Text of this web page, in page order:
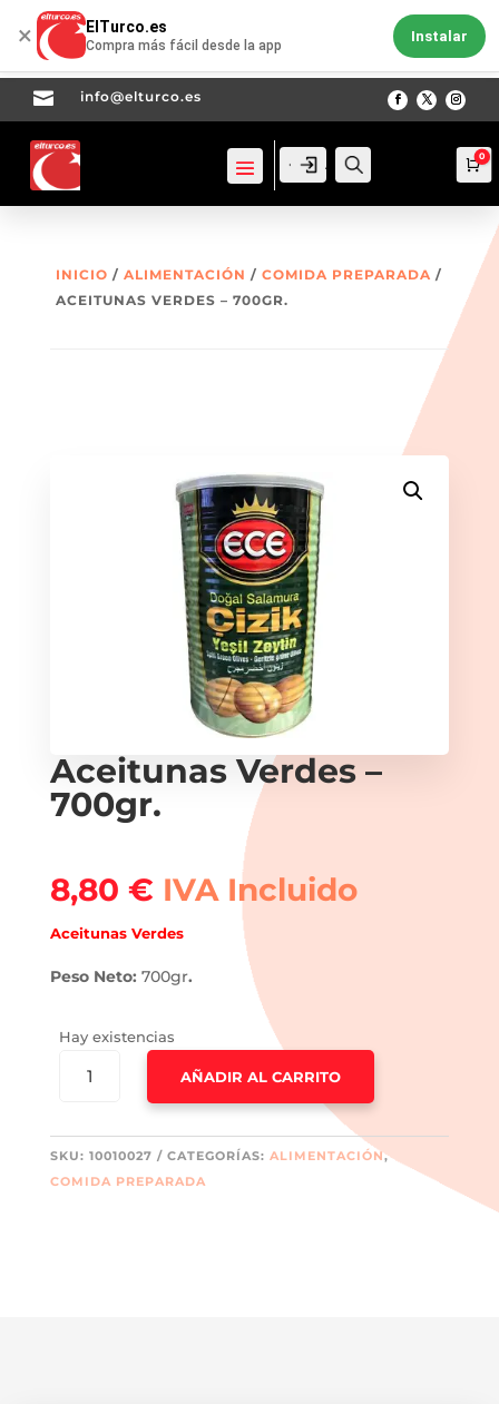
 info@elturco.es
Acceso
Acceso 0
INICIO / ALIMENTACIÓN / COMIDA PREPARADA /
ACEITUNAS VERDES – 700GR.
Aceitunas Verdes –
700gr.
8,80 € IVA Incluido
Aceitunas Verdes
Peso Neto: 700gr.
Hay existencias
VERDES
700GR.
CANTIDAD
AÑADIR AL CARRITO
SKU: 10010027 CATEGORÍAS: ALIMENTACIÓN,
COMIDA PREPARADA
× ElTurco.es
Compra más fácil desde la app
Instalar